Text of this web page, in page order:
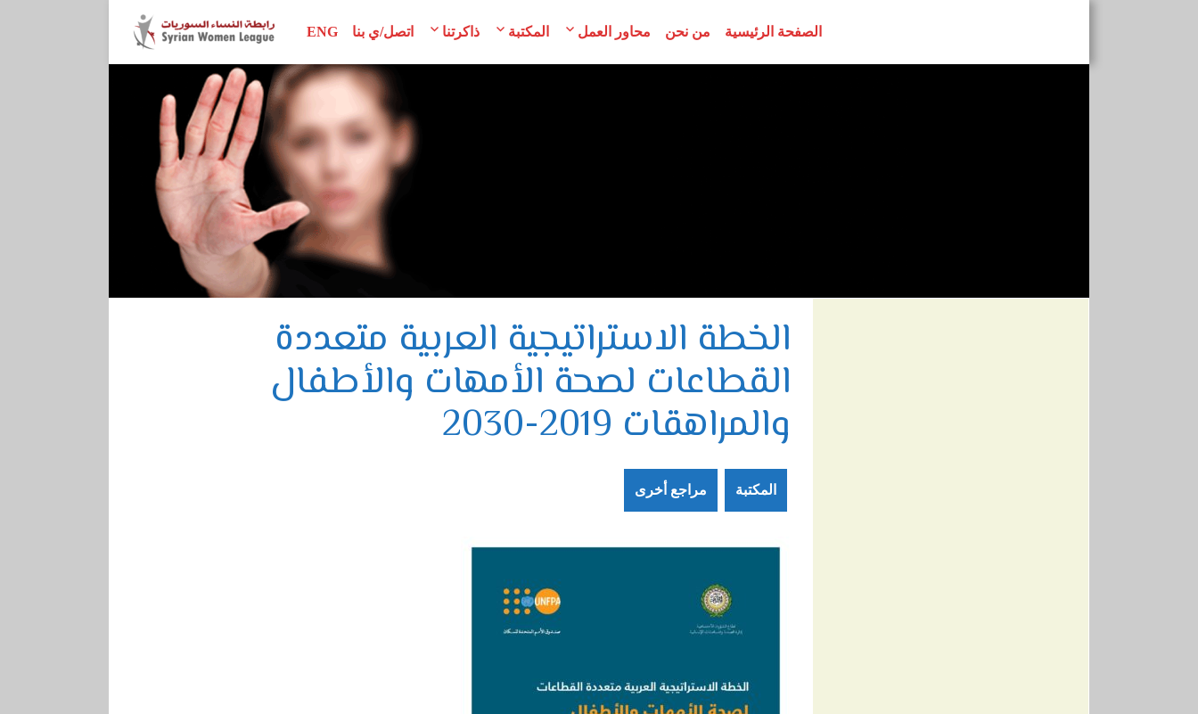
الصفحة الرئيسية من نحن محاور العمل
محور الأبحاث
محور المناصرة
محور سيداو
محور القرار 1325
محور الدستور
المكتبة
اتفاقيات وإعلانات
تقارير ودراسات
أدلة تدريبية
مراجع أخرى
ذاكرتنا
إصدارات الرابطة
نساء رائدات
اتصل/ي بنا ENG
الخطة الاستراتيجية العربية متعددة
القطاعات لصحة الأمهات والأطفال
والمراهقات 2019-2030
المكتبة مراجع أخرى